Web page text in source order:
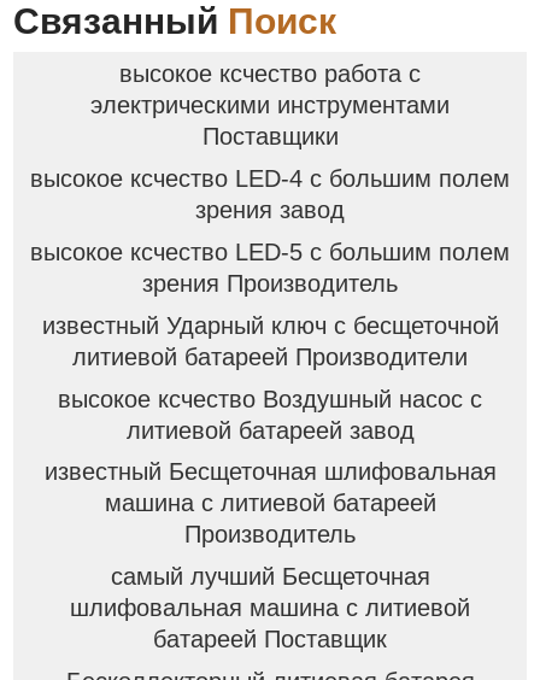
Связанный Поиск
высокое ксчество работа с
электрическими инструментами
Поставщики
высокое ксчество LED-4 с большим полем
зрения завод
высокое ксчество LED-5 с большим полем
зрения Производитель
известный Ударный ключ с бесщеточной
литиевой батареей Производители
высокое ксчество Воздушный насос с
литиевой батареей завод
известный Бесщеточная шлифовальная
машина с литиевой батареей
Производитель
самый лучший Бесщеточная
шлифовальная машина с литиевой
батареей Поставщик